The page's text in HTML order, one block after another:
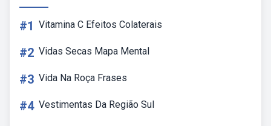
#1 Vitamina C Efeitos Colaterais
#2 Vidas Secas Mapa Mental
#3 Vida Na Roça Frases
#4 Vestimentas Da Região Sul